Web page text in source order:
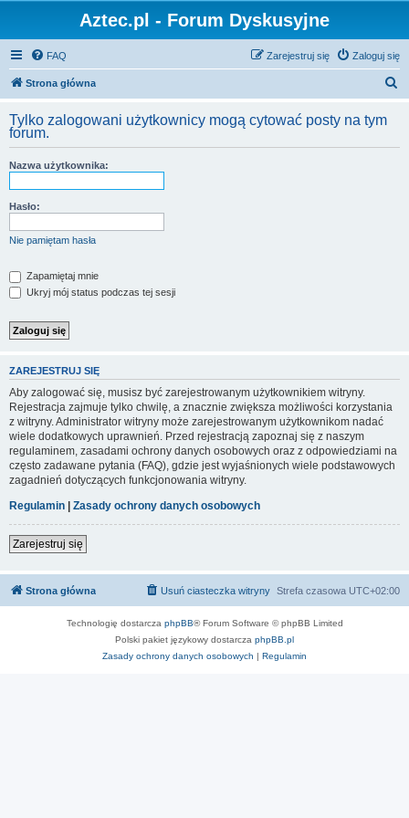
Aztec.pl - Forum Dyskusyjne
FAQ Zaloguj się
Zarejestruj się
Strona główna
k
Tylko zalogowani użytkownicy mogą cytować posty na tym
forum.
Nazwa użytkownika:
Hasło:
Nie pamiętam hasła
Zapamiętaj mnie
Ukryj mój status podczas tej sesji
ZAREJESTRUJ SIĘ
Aby zalogować się, musisz być zarejestrowanym użytkownikiem witryny.
Rejestracja zajmuje tylko chwilę, a znacznie zwiększa możliwości korzystania
z witryny. Administrator witryny może zarejestrowanym użytkownikom nadać
wiele dodatkowych uprawnień. Przed rejestracją zapoznaj się z naszym
regulaminem, zasadami ochrony danych osobowych oraz z odpowiedziami na
często zadawane pytania (FAQ), gdzie jest wyjaśnionych wiele podstawowych
zagadnień dotyczących funkcjonowania witryny.
Regulamin | Zasady ochrony danych osobowych
Zarejestruj się
Strona główna Strefa czasowa UTC+02:00
Usuń ciasteczka witryny
Technologię dostarcza phpBB® Forum Software © phpBB Limited
Polski pakiet językowy dostarcza phpBB.pl
Zasady ochrony danych osobowych | Regulamin